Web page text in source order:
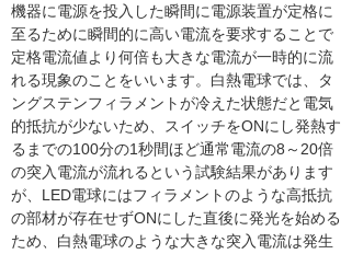
機器に電源を投入した瞬間に電源装置が定格に
至るために瞬間的に高い電流を要求することで
定格電流値より何倍も大きな電流が一時的に流
れる現象のことをいいます。白熱電球では、タ
ングステンフィラメントが冷えた状態だと電気
的抵抗が少ないため、スイッチをONにし発熱す
るまでの100分の1秒間ほど通常電流の8～20倍
の突入電流が流れるという試験結果があります
が、LED電球にはフィラメントのような高抵抗
の部材が存在せずONにした直後に発光を始める
ため、白熱電球のような大きな突入電流は発生